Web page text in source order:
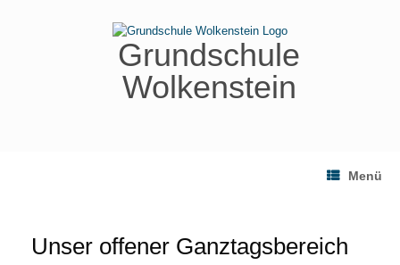
Grundschule
Wolkenstein
Menü
Unser offener Ganztagsbereich